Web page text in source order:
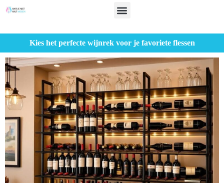
Kies het perfecte wijnrek voor je favoriete flessen